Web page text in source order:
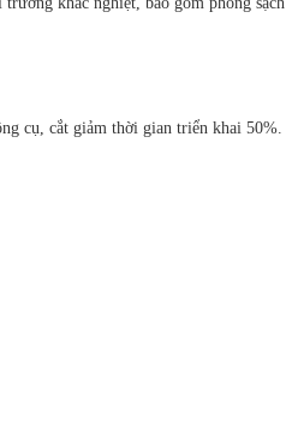
cụ, cắt giảm thời gian triển khai 50%.